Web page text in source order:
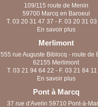
109/115 route de Menin
59700 Marcq en Baroeul
T. 03 20 31 47 37 - F. 03 20 31 03
En savoir plus
Merlimont
555 rue Auguste Biblocq - route de
62155 Merlimont
T. 03 21 94 64 22 - F. 03 21 84 11
En savoir plus
Pont à Marcq
37 rue d'Avelin 59710 Pont-à-